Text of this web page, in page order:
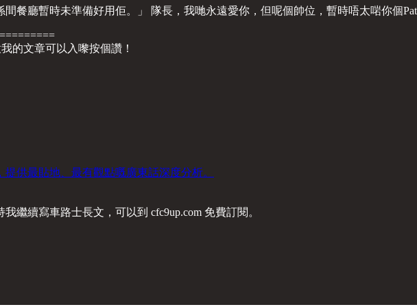
間餐廳暫時未準備好用佢。」 隊長，我哋永遠愛你，但呢個帥位，暫時唔太啱你
的文章可以入嚟按個讚！
供最貼地、最有觀點嘅廣東話深度分析。
繼續寫車路士長文，可以到 cfc9up.com 免費訂閱。